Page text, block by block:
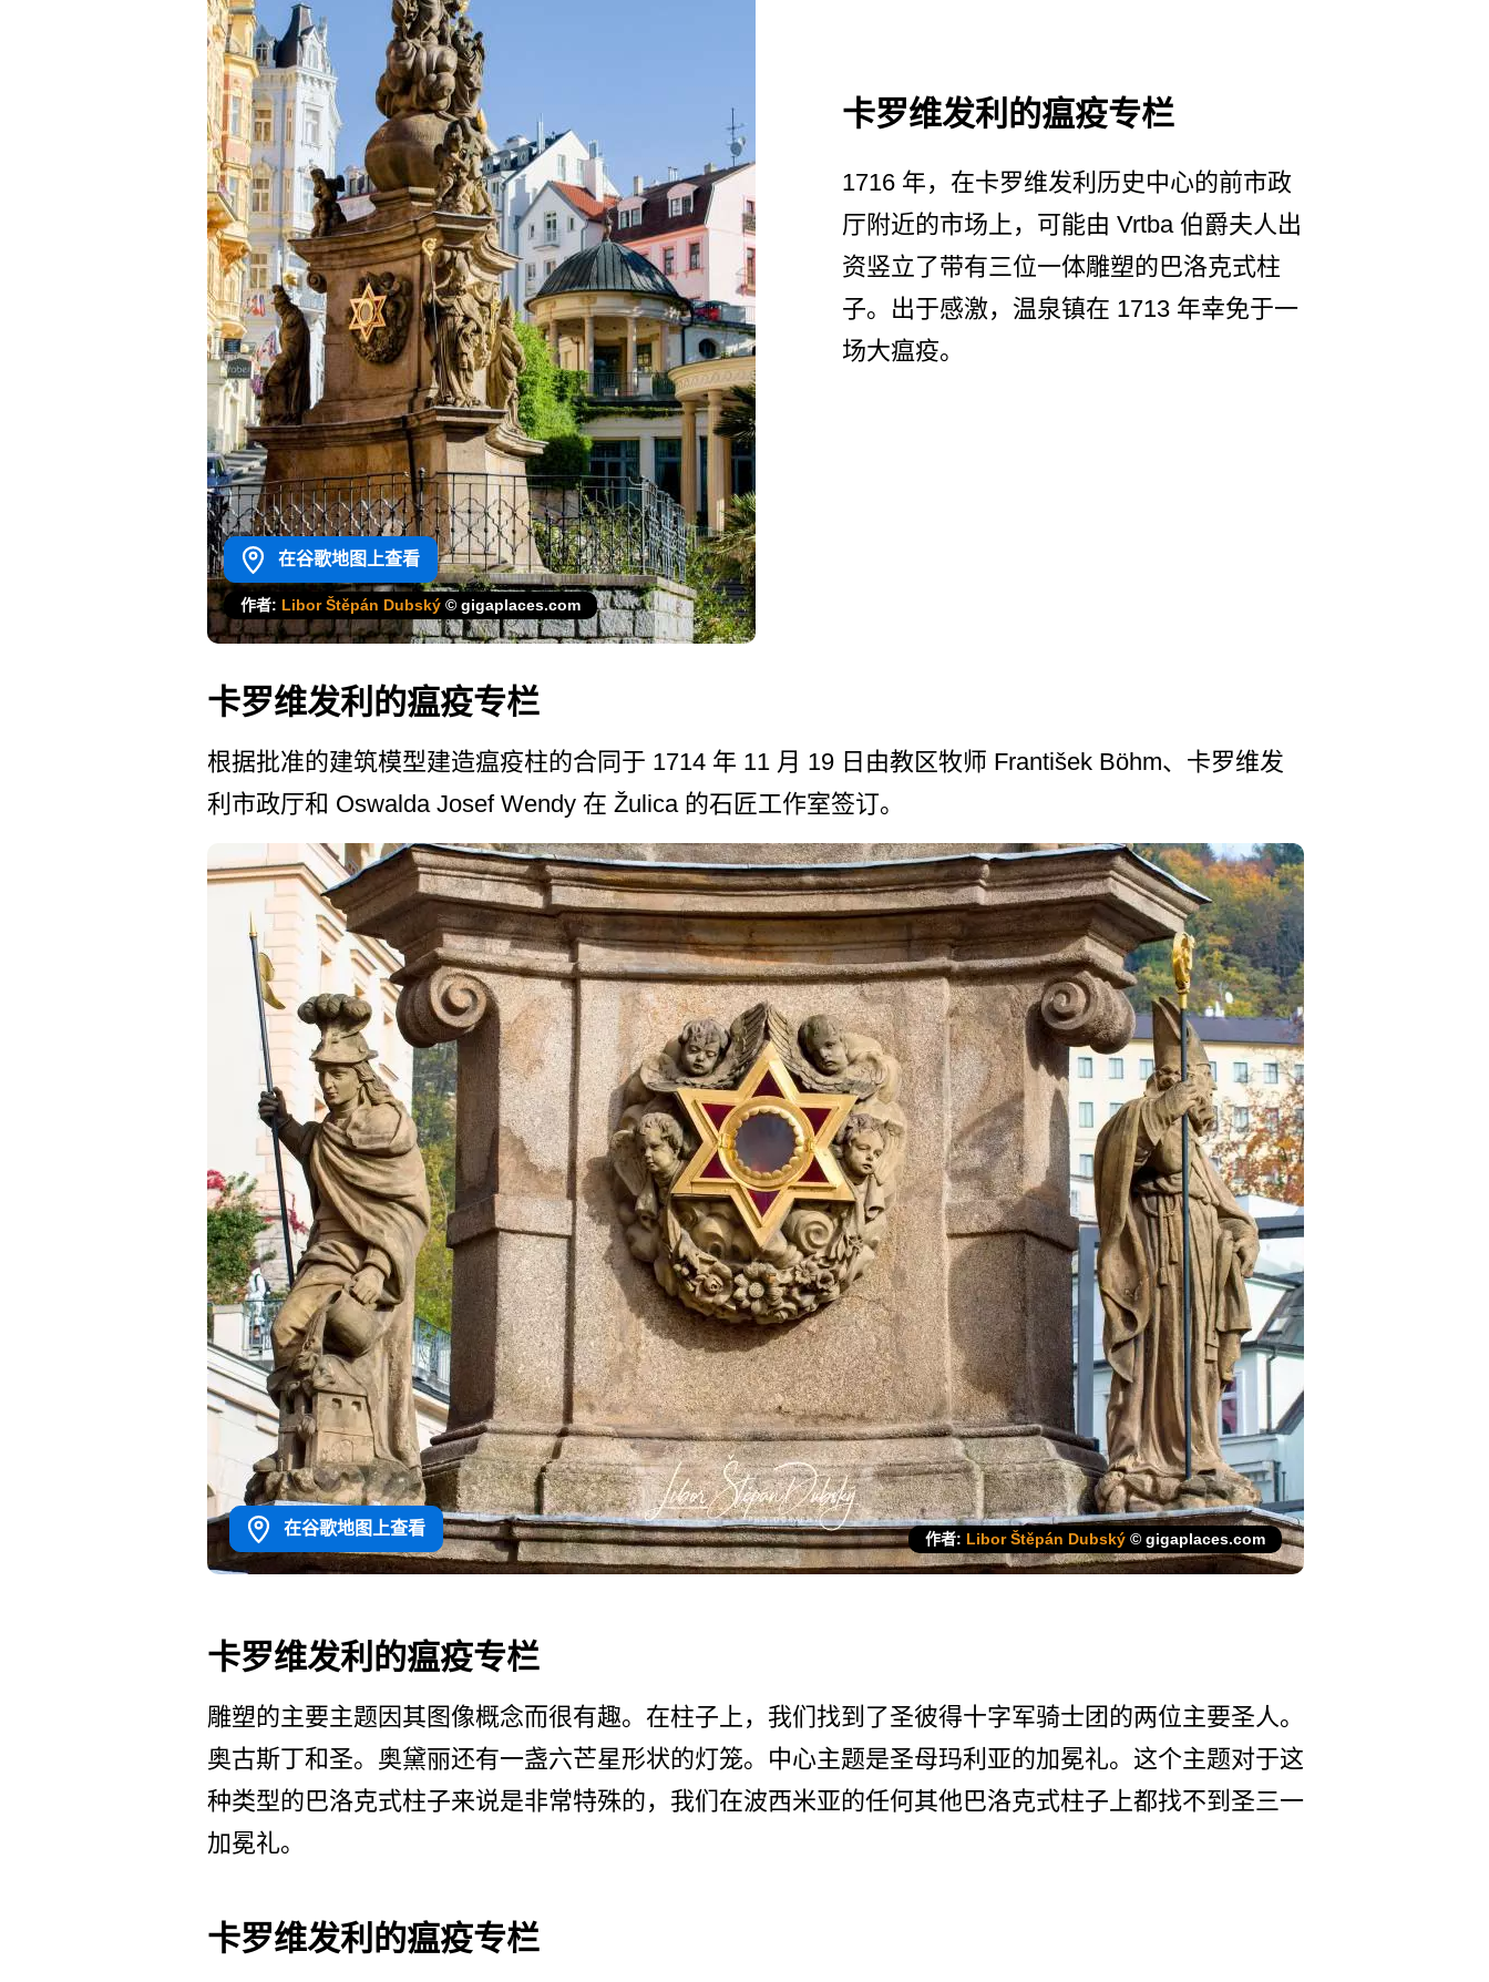
在谷歌地图上查看
作者: Libor Štěpán Dubský © gigaplaces.com
卡罗维发利的瘟疫专栏
1716 年，在卡罗维发利历史中心的­前市政
厅附近的市场上，可能由 Vrtba 伯爵夫人出
资竖立了带有三位­一体雕塑的巴洛克式柱
子。出于感激，温泉镇在 1713 年幸免于一
场大瘟疫。
卡罗维发利的瘟疫专栏
根据批准的建筑模型建造瘟疫柱的合同于 1714 年 11 月 19 日由教区牧师 František Böhm、卡罗维发
利市政厅和 Oswalda Josef Wendy 在 Žulica 的石匠工作室签订。
在谷歌地图上查看
作者: Libor Štěpán Dubský © gigaplaces.com
卡罗维发利的瘟疫专栏
雕塑的主要主题因其图像概念­而很有趣。在柱子上，我们找到了圣彼得十字军骑士团­的两位主要圣人。
奥古斯丁和圣。奥黛丽还有一盏六芒­星形状的灯笼。中心主题是圣母玛利亚的加冕礼。这个­主题对于这
种类型的巴洛克式柱子来说是非常特殊的，­我们在波西米亚的任何其他巴洛克式柱子上都找不到圣­三一
加冕礼。
卡罗维发利的瘟疫专栏